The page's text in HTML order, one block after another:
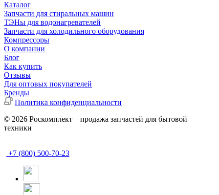
Каталог
Запчасти для стиральных машин
ТЭНы для водонагревателей
Запчасти для холодильного оборудования
Компрессоры
О компании
Блог
Как купить
Отзывы
Для оптовых покупателей
Бренды
Политика конфиденциальности
© 2026 Роскомплект – продажа запчастей для бытовой
техники
+7 (800) 500-70-23